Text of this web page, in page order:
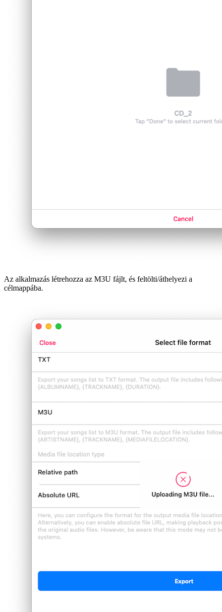
Az alkalmazás létrehozza az M3U fájlt, és feltölti/áthelyezi a
célmappába.